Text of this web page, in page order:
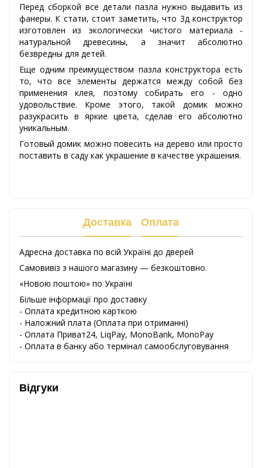
Перед сборкой все детали пазла нужно выдавить из
фанеры. К стати, стоит заметить, что 3д конструктор
изготовлен из экологически чистого материала -
натуральной древесины, а значит абсолютно
безвредны для детей.
Еще одним преимуществом пазла конструктора есть
то, что все элементы держатся между собой без
применения клея, поэтому собирать его - одно
удовольствие. Кроме этого, такой домик можно
разукрасить в яркие цвета, сделав его абсолютно
уникальным.
Готовый домик можно повесить на дерево или просто
поставить в саду как украшение в качестве украшения.
Доставка Оплата
Адресна доставка по всій Україні до дверей
Самовивіз з нашого магазину — безкоштовно.
«Новою поштою» по Україні
Більше інформації про доставку
- Оплата кредитною карткою
- Наложний плата (Оплата при отриманні)
- Оплата Приват24, LiqPay, MonoBank, MonoPay
- Оплата в банку або термінал самообслуговування
Відгуки